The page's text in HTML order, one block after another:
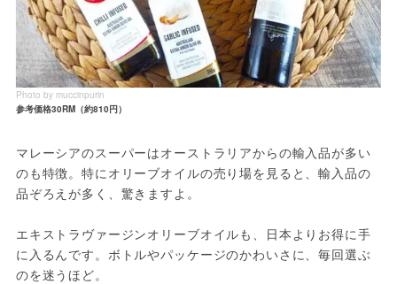
Photo by muccinpurin
参考価格30RM（約810円）
マレーシアのスーパーはオーストラリアからの輸入品が多い
のも特徴。特にオリーブオイルの売り場を見ると、輸入品の
品ぞろえが多く、驚きますよ。
エキストラヴァージンオリーブオイルも、日本よりお得に手
に入るんです。ボトルやパッケージのかわいさに、毎回選ぶ
のを迷うほど。